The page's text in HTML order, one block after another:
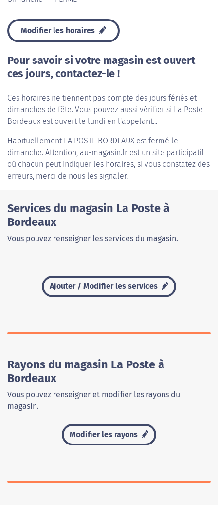
Modifier les horaires
Pour savoir si votre magasin est ouvert
ces jours, contactez-le !
Ces horaires ne tiennent pas compte des jours fériés et
dimanches de fête. Vous pouvez aussi vérifier si La Poste
Bordeaux est ouvert le lundi en l'appelant...
Habituellement LA POSTE BORDEAUX est fermé le
dimanche. Attention, au-magasin.fr est un site participatif
où chacun peut indiquer les horaires, si vous constatez des
erreurs, merci de nous les signaler.
Services du magasin La Poste à
Bordeaux
Vous pouvez renseigner les services du magasin.
Ajouter / Modifier les services
Rayons du magasin La Poste à
Bordeaux
Vous pouvez renseigner et modifier les rayons du
magasin.
Modifier les rayons